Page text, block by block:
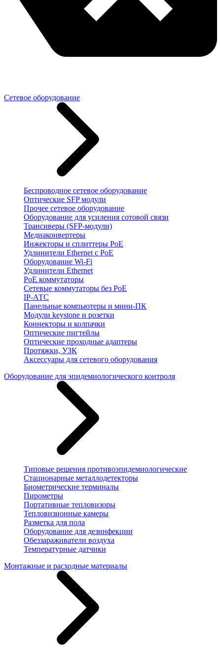
Сетевое оборудование
Беспроводное сетевое оборудование
Оптические SFP модули
Прочее сетевое оборудование
Оборудование для усиления сотовой связи
Трансиверы (SFP-модули)
Медиаконвертеры
Инжекторы и сплиттеры PoE
Удлинители Ethernet с PoE
Оборудование Wi-Fi
Удлинители Ethernet
PoE коммутаторы
Сетевые коммутаторы без PoE
IP-АТС
Панельные компьютеры и мини-ПК
Модули keystone и розетки
Коннекторы и колпачки
Оптические пигтейлы
Оптические проходные адаптеры
Протяжки, УЗК
Аксессуары для сетевого оборудования
Оборудование для эпидемиологического контроля
Типовые решения противоэпидемиологические
Стационарные металлодетекторы
Биометрические терминалы
Пирометры
Портативные тепловизоры
Тепловизионные камеры
Разметка для пола
Оборудование для дезинфекции
Обеззараживатели воздуха
Температурные датчики
Монтажные и расходные материалы